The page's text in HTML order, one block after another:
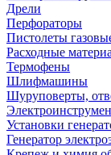
Дрели
Перфораторы
Пистолеты
Расходные
Термофены
Шлифмашины
Шуруповерты,
Установки
Генератор